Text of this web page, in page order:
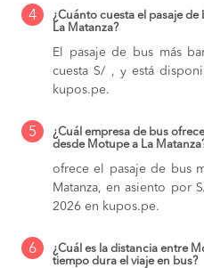
4
¿Cuánto cuesta el pasaje
La Matanza?
El pasaje de bus más
cuesta S/ , y está
kupos.pe.
5
¿Cuál empresa de bus
desde Motupe a La
ofrece el pasaje de bus
Matanza, en asiento por
2026 en kupos.pe.
6
¿Cuál es la distancia entre
tiempo dura el viaje en bus?